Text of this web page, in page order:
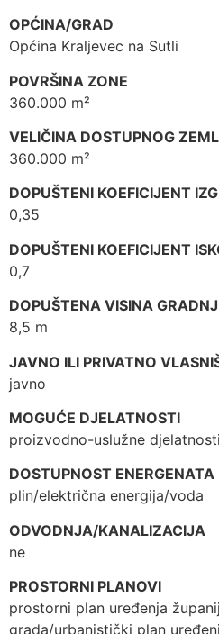
OPĆINA/GRAD
Općina Kraljevec na Sutli
POVRŠINA ZONE
360.000 m²
VELIČINA DOSTUPNOG
360.000 m²
DOPUŠTENI KOEFICIJENT
0,35
DOPUŠTENI KOEFICIJENT
0,7
DOPUŠTENA VISINA
8,5 m
JAVNO ILI PRIVATNO
javno
MOGUĆE DJELATNOSTI
proizvodno-uslužne djelatnosti
DOSTUPNOST ENERGENATA
plin/električna energija/voda
ODVODNJA/KANALIZACIJA
ne
PROSTORNI PLANOVI
prostorni plan uređenja
grada/urbanistički plan